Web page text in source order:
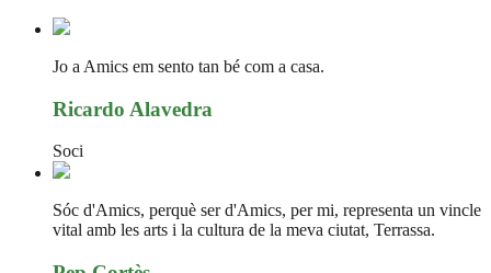
Jo a Amics em sento tan bé com a casa.
Ricardo Alavedra
Soci
Sóc d'Amics, perquè ser d'Amics, per mi, representa un vincle
vital amb les arts i la cultura de la meva ciutat, Terrassa.